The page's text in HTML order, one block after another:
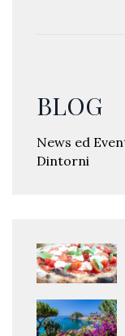
BLOG
News ed
Dintorni